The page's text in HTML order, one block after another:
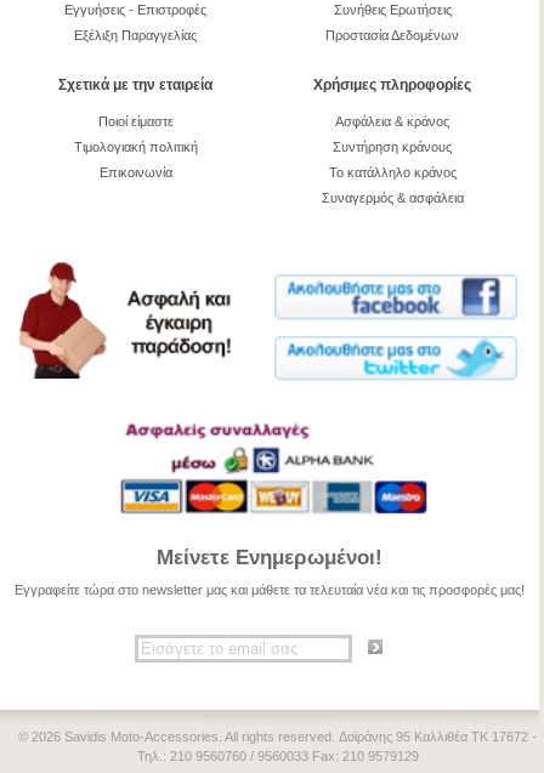
Εγγυήσεις - Επιστροφές
Εξέλιξη Παραγγελίας
Συνήθεις Ερωτήσεις
Προστασία Δεδομένων
Σχετικά με την εταιρεία
Ποιοί είμαστε
Τιμολογιακή πολιτική
Επικοινωνία
Χρήσιμες πληροφορίες
Ασφάλεια & κράνος
Συντήρηση κράνους
Το κατάλληλο κράνος
Συναγερμός & ασφάλεια
Μείνετε Ενημερωμένοι!
Εγγραφείτε τώρα στο newsletter μας και μάθετε τα τελευταία νέα και τις προσφορές μας!
© 2026 Savidis Moto-Accessories. All rights reserved. Δοϊράνης 95 Καλλιθέα ΤΚ 17672 -
Τηλ.: 210 9560760 / 9560033 Fax: 210 9579129